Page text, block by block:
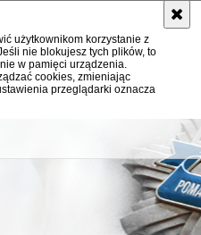
użytkownikom korzystanie z
nie blokujesz tych plików, to
w pamięci urządzenia.
cookies, zmieniając
przeglądarki oznacza